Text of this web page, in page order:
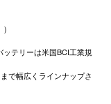
)
テリーは米国BCI工業規
で幅広くラインナップさ